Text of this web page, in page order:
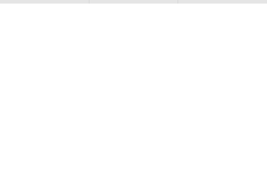
Adhérer au SE-UNSA